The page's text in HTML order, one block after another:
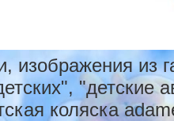
изображения
"детские
коляска